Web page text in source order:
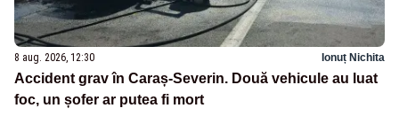
8 aug. 2026, 12:30 Ionuț Nichita
Accident grav în Caraș-Severin. Două vehicule au luat
foc, un șofer ar putea fi mort